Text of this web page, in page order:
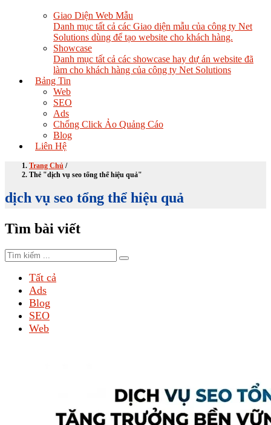
Giao Diện Web Mẫu
Danh mục tất cả các Giao diện mẫu của công ty Net
Solutions dùng để tạo website cho khách hàng.
Showcase
Danh mục tất cả các showcase hay dự án website đã
làm cho khách hàng của công ty Net Solutions
Bảng Tin
Web
SEO
Ads
Chống Click Ảo Quảng Cáo
Blog
Liên Hệ
Trang Chủ /
Thẻ "dịch vụ seo tổng thể hiệu quả"
dịch vụ seo tổng thể hiệu quả
Tìm bài viết
Tất cả
Ads
Blog
SEO
Web